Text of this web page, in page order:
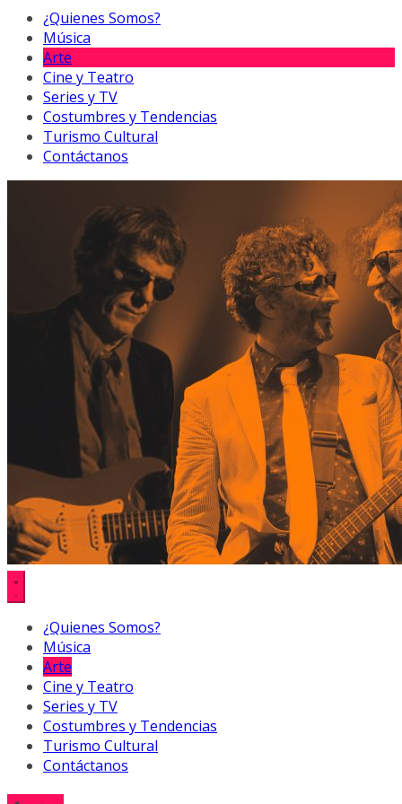
¿Quienes Somos?
Música
Arte
Cine y Teatro
Series y TV
Costumbres y Tendencias
Turismo Cultural
Contáctanos
¿Quienes Somos?
Música
Arte
Cine y Teatro
Series y TV
Costumbres y Tendencias
Turismo Cultural
Contáctanos